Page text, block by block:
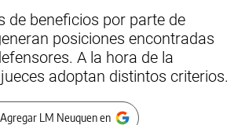
de beneficios por parte de
posiciones encontradas
A la hora de la
adoptan distintos criterios.
LM Neuquen en